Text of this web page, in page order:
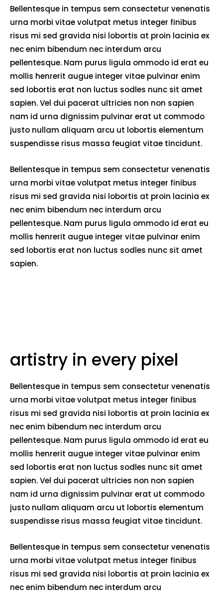
Bellentesque in tempus sem consectetur venenatis
urna morbi vitae volutpat metus integer finibus
risus mi sed gravida nisi lobortis at proin lacinia ex
nec enim bibendum nec interdum arcu
pellentesque. Nam purus ligula ommodo id erat eu
mollis henrerit augue integer vitae pulvinar enim
sed lobortis erat non luctus sodles nunc sit amet
sapien. Vel dui pacerat ultricies non non sapien
nam id urna dignissim pulvinar erat ut commodo
justo nullam aliquam arcu ut lobortis elementum
suspendisse risus massa feugiat vitae tincidunt.
Bellentesque in tempus sem consectetur venenatis
urna morbi vitae volutpat metus integer finibus
risus mi sed gravida nisi lobortis at proin lacinia ex
nec enim bibendum nec interdum arcu
pellentesque. Nam purus ligula ommodo id erat eu
mollis henrerit augue integer vitae pulvinar enim
sed lobortis erat non luctus sodles nunc sit amet
sapien.
artistry in every pixel
Bellentesque in tempus sem consectetur venenatis
urna morbi vitae volutpat metus integer finibus
risus mi sed gravida nisi lobortis at proin lacinia ex
nec enim bibendum nec interdum arcu
pellentesque. Nam purus ligula ommodo id erat eu
mollis henrerit augue integer vitae pulvinar enim
sed lobortis erat non luctus sodles nunc sit amet
sapien. Vel dui pacerat ultricies non non sapien
nam id urna dignissim pulvinar erat ut commodo
justo nullam aliquam arcu ut lobortis elementum
suspendisse risus massa feugiat vitae tincidunt.
Bellentesque in tempus sem consectetur venenatis
urna morbi vitae volutpat metus integer finibus
risus mi sed gravida nisi lobortis at proin lacinia ex
nec enim bibendum nec interdum arcu